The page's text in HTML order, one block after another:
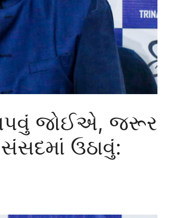
જોઈએ, જરૂર
સંસદમાં ઉઠાવું: